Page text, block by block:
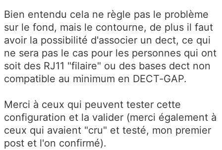
Bien entendu cela ne règle pas le problème
sur le fond, mais le contourne, de plus il faut
avoir la possibilité d'associer un dect, ce qui
ne sera pas le cas pour les personnes qui ont
soit des RJ11 "filaire" ou des bases dect non
compatible au minimum en DECT-GAP.
Merci à ceux qui peuvent tester cette
configuration et la valider (merci également à
ceux qui avaient "cru" et testé, mon premier
post et l'on confirmé).